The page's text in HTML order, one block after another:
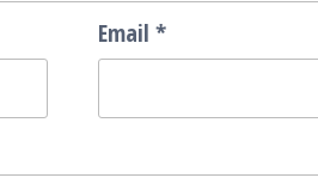
Email *